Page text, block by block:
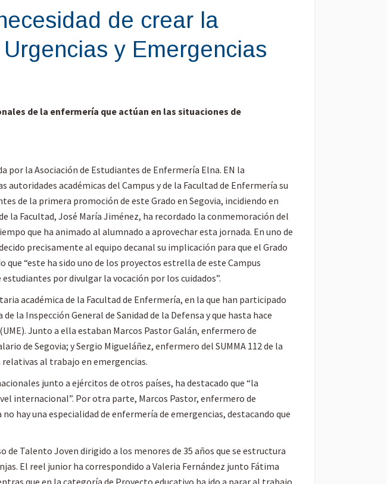
de crear la
y Emergencias
de la enfermería que actúan en las situaciones de
por la Asociación de Estudiantes de Enfermería Elna. EN la
académicas del Campus y de la Facultad de Enfermería su
de la primera promoción de este Grado en Segovia, incidiendo en
la Facultad, José María Jiménez, ha recordado la conmemoración del
que ha animado al alumnado a aprovechar esta jornada. En uno de
precisamente al equipo decanal su implicación para que el Grado
que “este ha sido uno de los proyectos estrella de este Campus
por divulgar la vocación por los cuidados”.
académica de la Facultad de Enfermería, en la que han participado
la Inspección General de Sanidad de la Defensa y que hasta hace
Junto a ella estaban Marcos Pastor Galán, enfermero de
de Segovia; y Sergio Migueláñez, enfermero del SUMMA 112 de la
al trabajo en emergencias.
junto a ejércitos de otros países, ha destacado que “la
internacional”. Por otra parte, Marcos Pastor, enfermero de
hay una especialidad de enfermería de emergencias, destacando que
Talento Joven dirigido a los menores de 35 años que se estructura
El reel junior ha correspondido a Valeria Fernández junto Fátima
que en la categoría de Proyecto educativo ha ido a parar al trabajo